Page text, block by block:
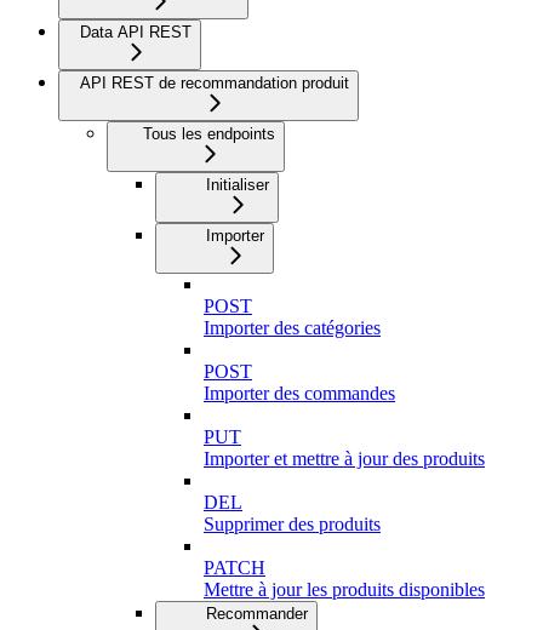
Data API REST
API REST de recommandation produit
Tous les endpoints
Initialiser
Importer
POST
Importer des catégories
POST
Importer des commandes
PUT
Importer et mettre à jour des produits
DEL
Supprimer des produits
PATCH
Mettre à jour les produits disponibles
Recommander